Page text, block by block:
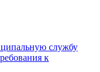
службу
к